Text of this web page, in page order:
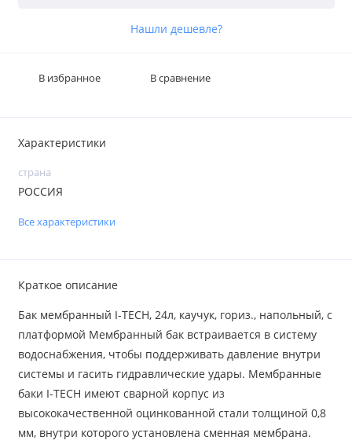
Нашли дешевле?
В избранное В сравнение
Характеристики
страна
РОССИЯ
Все характеристики
Краткое описание
Бак мембранный I-TECH, 24л, каучук, гориз., напольный, с
платформой Мембранный бак встраивается в систему
водоснабжения, чтобы поддерживать давление внутри
системы и гасить гидравлические удары. Мембранные
баки I-TECH имеют сварной корпус из
высококачественной оцинкованной стали толщиной 0,8
мм, внутри которого установлена сменная мембрана.